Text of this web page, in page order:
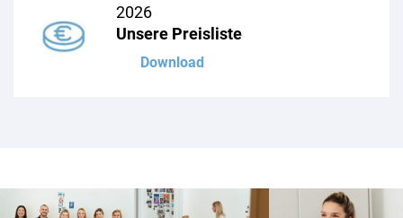
2026
Unsere Preisliste
Download